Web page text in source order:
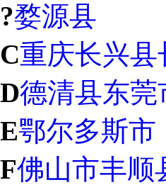
?婺源县
C重庆长兴县
D德清县东莞
E鄂尔多斯市
F佛山市丰顺